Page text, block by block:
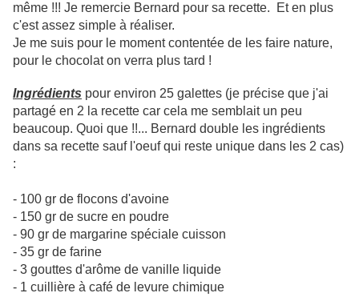
même !!! Je remercie Bernard pour sa recette. Et en plus
c'est assez simple à réaliser.
Je me suis pour le moment contentée de les faire nature,
pour le chocolat on verra plus tard !
Ingrédients pour environ 25 galettes (je précise que j'ai
partagé en 2 la recette car cela me semblait un peu
beaucoup. Quoi que !!... Bernard double les ingrédients
dans sa recette sauf l'oeuf qui reste unique dans les 2 cas)
:
- 100 gr de flocons d'avoine
- 150 gr de sucre en poudre
- 90 gr de margarine spéciale cuisson
- 35 gr de farine
- 3 gouttes d'arôme de vanille liquide
- 1 cuillière à café de levure chimique